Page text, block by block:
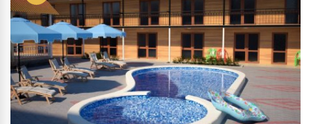
Просмотр